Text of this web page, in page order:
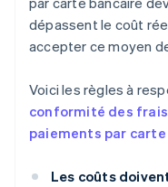
dépassent le coût
accepter ce moyen
Voici les règles à
conformité des
paiements par
Les coûts